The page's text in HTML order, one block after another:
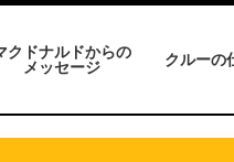
クドナルドからの
メッセージ
クルーの